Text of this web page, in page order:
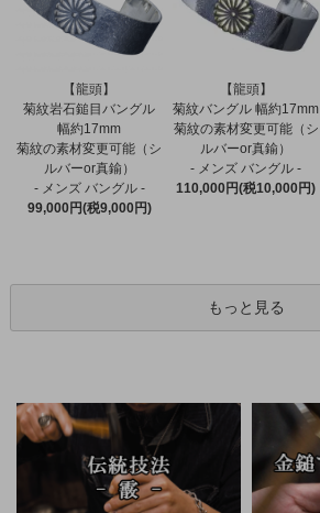
【龍頭】
菊紋岩石鎚目バングル
幅約17mm
菊紋の素材変更可能（シ
ルバーor真鍮）
- メンズ バングル -
99,000円(税9,000円)
【龍頭】
菊紋バングル 幅約17mm
菊紋の素材変更可能（シ
ルバーor真鍮）
- メンズ バングル -
110,000円(税10,000円)
もっと見る